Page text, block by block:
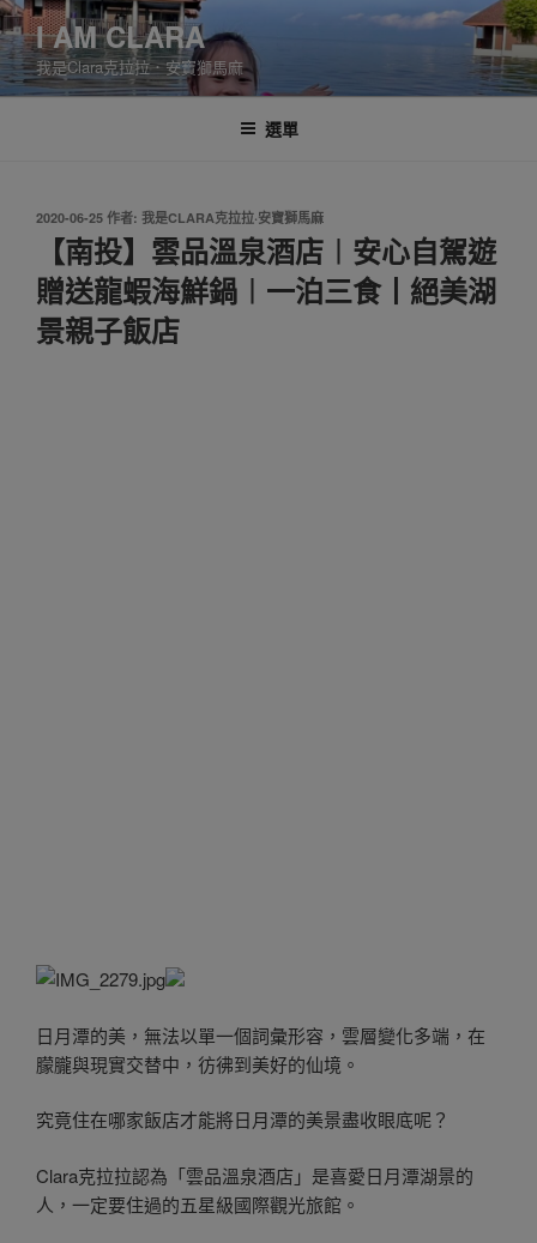
跳
至
主
要
I AM CLARA
我是Clara克拉拉．安寶獅馬麻
選單
發
2020-06-25 作者: 我是CLARA克拉拉·安寶獅馬麻
【南投】雲品溫泉酒店︱安心自駕遊
贈送龍蝦海鮮鍋︱一泊三食丨絕美湖
景親子飯店
日月潭的美，無法以單一個詞彙形容，雲層變化多端，在
朦朧與現實交替中，彷彿到美好的仙境。
究竟住在哪家飯店才能將日月潭的美景盡收眼底呢？
Clara克拉拉認為「雲品溫泉酒店」是喜愛日月潭湖景的
人，一定要住過的五星級國際觀光旅館。